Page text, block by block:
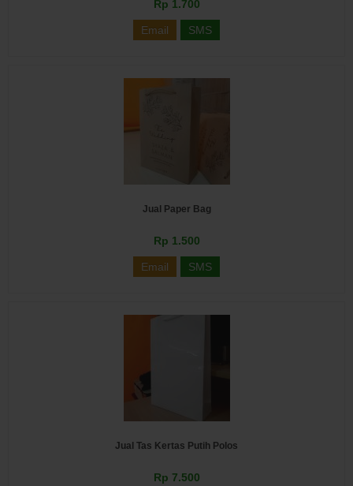
Rp 1.700
Email SMS
Jual Paper Bag
Rp 1.500
Email SMS
Jual Tas Kertas Putih Polos
Rp 7.500